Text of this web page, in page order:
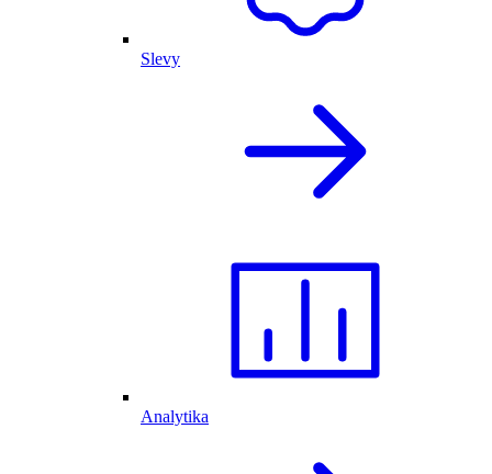
Slevy
Analytika